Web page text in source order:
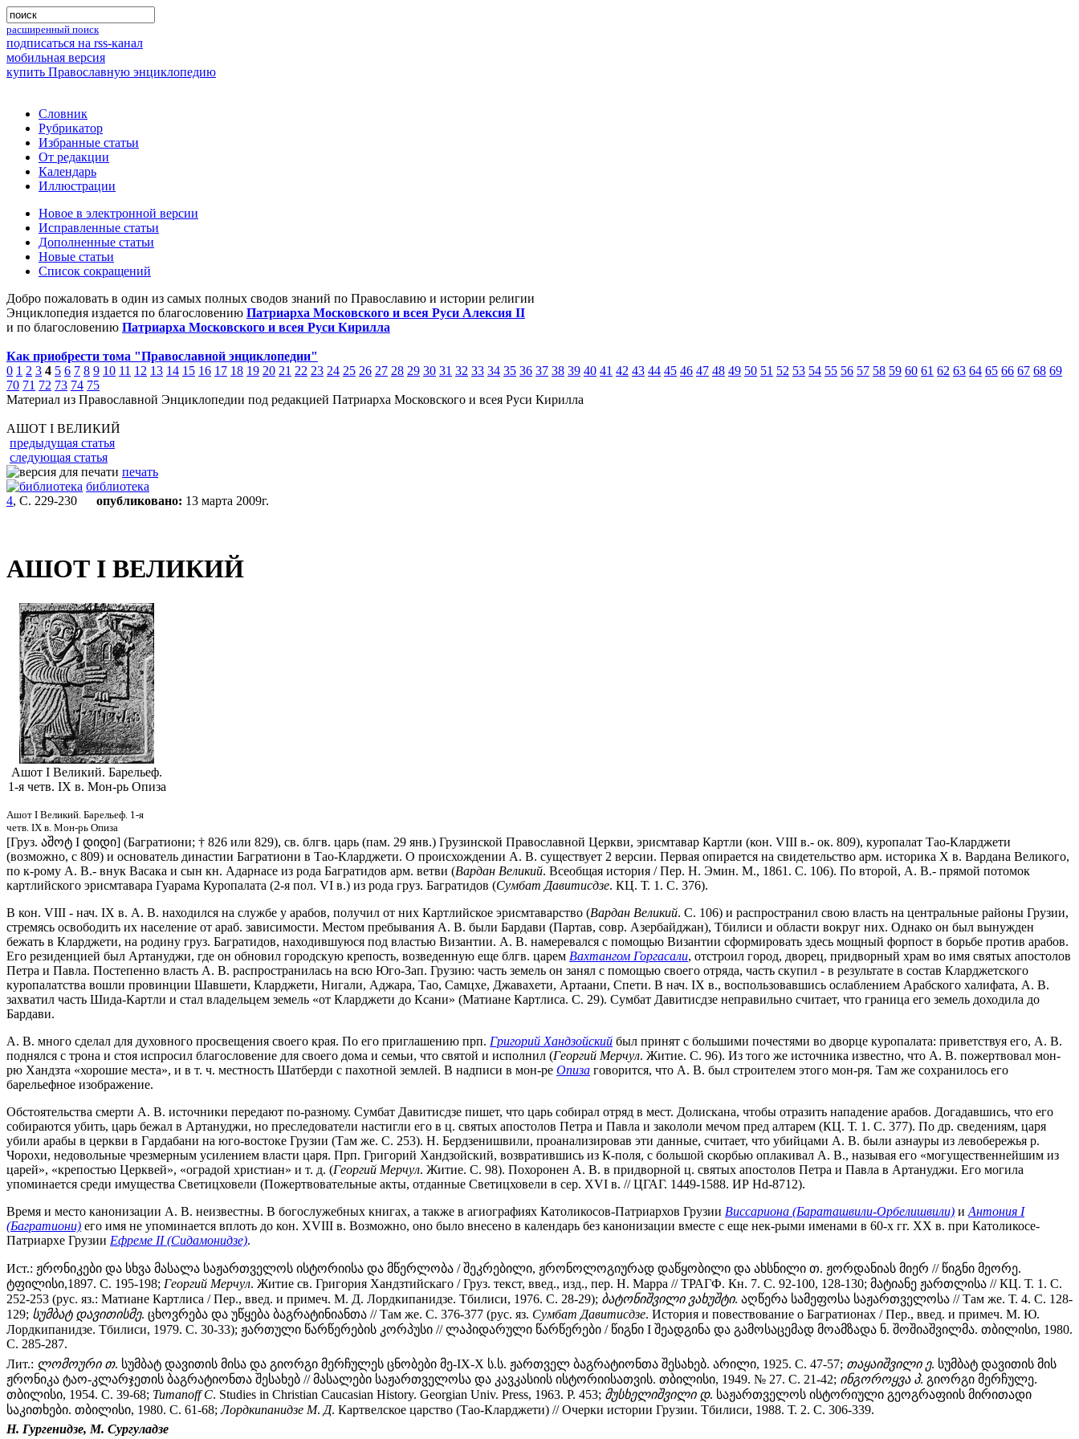
расширенный поиск
подписаться на rss-канал
мобильная версия
купить Православную энциклопедию
Словник
Рубрикатор
Избранные статьи
От редакции
Календарь
Иллюстрации
Новое в электронной версии
Исправленные статьи
Дополненные статьи
Новые статьи
Список сокращений
Добро пожаловать в один из самых полных сводов знаний по Православию и истории религии
Энциклопедия издается по благословению Патриарха Московского и всея Руси Алексия II
и по благословению Патриарха Московского и всея Руси Кирилла
Как приобрести тома "Православной энциклопедии"
0 1 2 3 4 5 6 7 8 9 10 11 12 13 14 15 16 17 18 19 20 21 22 23 24 25 26 27 28 29 30 31 32 33 34 35 36 37 38 39 40 41 42 43 44 45 46 47 48 49 50 51 52 53 54 55 56 57 58 59 60 61 62 63 64 65 66 67 68 69
70 71 72 73 74 75
Материал из Православной Энциклопедии под редакцией Патриарха Московского и всея Руси Кирилла
АШОТ I ВЕЛИКИЙ
предыдущая статья
следующая статья
печать
библиотека
4, С. 229-230 опубликовано: 13 марта 2009г.
АШОТ I ВЕЛИКИЙ
Ашот I Великий. Барельеф.
1-я четв. IX в. Мон-рь Опиза
Ашот I Великий. Барельеф. 1-я
четв. IX в. Мон-рь Опиза
[Груз. აშოტ I დიდი] (Багратиони; † 826 или 829), св. блгв. царь (пам. 29 янв.) Грузинской Православной Церкви, эрисмтавар Картли (кон. VIII в.- ок. 809), куропалат Тао-Кларджети
(возможно, с 809) и основатель династии Багратиони в Тао-Кларджети. О происхождении А. В. существует 2 версии. Первая опирается на свидетельство арм. историка X в. Вардана Великого,
по к-рому А. В.- внук Васака и сын кн. Адарнасе из рода Багратидов арм. ветви (Вардан Великий. Всеобщая история / Пер. Н. Эмин. М., 1861. С. 106). По второй, А. В.- прямой потомок
картлийского эрисмтавара Гуарама Куропалата (2-я пол. VI в.) из рода груз. Багратидов (Сумбат Давитисдзе. КЦ. Т. 1. С. 376).
В кон. VIII - нач. IX в. А. В. находился на службе у арабов, получил от них Картлийское эрисмтаварство (Вардан Великий. С. 106) и распространил свою власть на центральные районы Грузии,
стремясь освободить их население от араб. зависимости. Местом пребывания А. В. были Бардави (Партав, совр. Азербайджан), Тбилиси и области вокруг них. Однако он был вынужден
бежать в Кларджети, на родину груз. Багратидов, находившуюся под властью Византии. А. В. намеревался с помощью Византии сформировать здесь мощный форпост в борьбе против арабов.
Его резиденцией был Артануджи, где он обновил городскую крепость, возведенную еще блгв. царем Вахтангом Горгасали, отстроил город, дворец, придворный храм во имя святых апостолов
Петра и Павла. Постепенно власть А. В. распространилась на всю Юго-Зап. Грузию: часть земель он занял с помощью своего отряда, часть скупил - в результате в состав Кларджетского
куропалатства вошли провинции Шавшети, Кларджети, Нигали, Аджара, Тао, Самцхе, Джавахети, Артаани, Спети. В нач. IX в., воспользовавшись ослаблением Арабского халифата, А. В.
захватил часть Шида-Картли и стал владельцем земель «от Кларджети до Ксани» (Матиане Картлиса. С. 29). Сумбат Давитисдзе неправильно считает, что граница его земель доходила до
Бардави.
А. В. много сделал для духовного просвещения своего края. По его приглашению прп. Григорий Хандзойский был принят с большими почестями во дворце куропалата: приветствуя его, А. В.
поднялся с трона и стоя испросил благословение для своего дома и семьи, что святой и исполнил (Георгий Мерчул. Житие. С. 96). Из того же источника известно, что А. В. пожертвовал мон-
рю Хандзта «хорошие места», и в т. ч. местность Шатберди с пахотной землей. В надписи в мон-ре Опиза говорится, что А. В. был строителем этого мон-ря. Там же сохранилось его
барельефное изображение.
Обстоятельства смерти А. В. источники передают по-разному. Сумбат Давитисдзе пишет, что царь собирал отряд в мест. Долискана, чтобы отразить нападение арабов. Догадавшись, что его
собираются убить, царь бежал в Артануджи, но преследователи настигли его в ц. святых апостолов Петра и Павла и закололи мечом пред алтарем (КЦ. Т. 1. С. 377). По др. сведениям, царя
убили арабы в церкви в Гардабани на юго-востоке Грузии (Там же. С. 253). Н. Бердзенишвили, проанализировав эти данные, считает, что убийцами А. В. были азнауры из левобережья р.
Чорохи, недовольные чрезмерным усилением власти царя. Прп. Григорий Хандзойский, возвратившись из К-поля, с большой скорбью оплакивал А. В., называя его «могущественнейшим из
царей», «крепостью Церквей», «оградой христиан» и т. д. (Георгий Мерчул. Житие. С. 98). Похоронен А. В. в придворной ц. святых апостолов Петра и Павла в Артануджи. Его могила
упоминается среди имущества Светицховели (Пожертвовательные акты, отданные Светицховели в сер. XVI в. // ЦГАГ. 1449-1588. ИР Hd-8712).
Время и место канонизации А. В. неизвестны. В богослужебных книгах, а также в агиографиях Католикосов-Патриархов Грузии Виссариона (Бараташвили-Орбелишвили) и Антония I
(Багратиони) его имя не упоминается вплоть до кон. XVIII в. Возможно, оно было внесено в календарь без канонизации вместе с еще нек-рыми именами в 60-х гг. ХХ в. при Католикосе-
Патриархе Грузии Ефреме II (Сидамонидзе).
Ист.: ჟრონიკები და სხვა მასალა საჟართველოს ისტორიისა და მწერლობა / შეკრებილი, ჟრონოლოგიურად დაწყობილი და ახსნილი თ. ჟორდანიას მიერ // წიგნი მეორე.
ტფილისი,1897. С. 195-198; Георгий Мерчул. Житие св. Григория Хандзтийскаго / Груз. текст, введ., изд., пер. Н. Марра // ТРАГФ. Кн. 7. С. 92-100, 128-130; მატიანე ჟართლისა // КЦ. Т. 1. С.
252-253 (рус. яз.: Матиане Картлиса / Пер., введ. и примеч. М. Д. Лордкипанидзе. Тбилиси, 1976. С. 28-29); ბატონიშვილი ვახუშტი. აღწერა სამეფოსა საჟართველოსა // Там же. Т. 4. С. 128-
129; სუმბატ დავითისმე. ცხოვრება და უწყება ბაგრატინიანთა // Там же. С. 376-377 (рус. яз. Сумбат Давитисдзе. История и повествование о Багратионах / Пер., введ. и примеч. М. Ю.
Лордкипанидзе. Тбилиси, 1979. С. 30-33); ჟართული წარწერების კორპუსი // ლაპიდარული წარწერები / წიგნი I შეადგინა და გამოსაცემად მოამზადა ნ. შოშიაშვილმა. თბილისი, 1980.
С. 285-287.
Лит.: ლომოური თ. სუმბატ დავითის მისა და გიორგი მერჩულეს ცნობები მე-IX-X ს.ს. ჟართველ ბაგრატიონთა შესახებ. არილი, 1925. С. 47-57; თაყაიშვილი ე. სუმბატ დავითის მის
ჟრონიკა ტაო-კლარჯეთის ბაგრატიონთა შესახებ // მასალები საჟართველოსა და კავკასიის ისტორიისათვის. თბილისი, 1949. № 27. С. 21-42; ინგოროყვა პ. გიორგი მერჩულე.
თბილისი, 1954. С. 39-68; Tumanoff C. Studies in Christian Caucasian History. Georgian Univ. Press, 1963. P. 453; მუსხელიშვილი დ. საჟართველოს ისტორიული გეოგრაფიის მირითადი
საკითხები. თბილისი, 1980. С. 61-68;Лордкипанидзе М. Д. Картвелское царство (Тао-Кларджети) // Очерки истории Грузии. Тбилиси, 1988. Т. 2. С. 306-339.
Н. Гургенидзе, М. Сургуладзе